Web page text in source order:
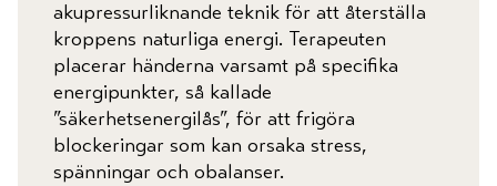
akupressurliknande teknik för att återställa
kroppens naturliga energi. Terapeuten
placerar händerna varsamt på specifika
energipunkter, så kallade
”säkerhetsenergilås”, för att frigöra
blockeringar som kan orsaka stress,
spänningar och obalanser.